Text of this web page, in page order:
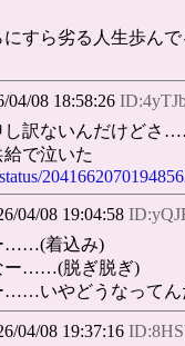
すら劣る人生歩ん
08 18:58:26
し訳ないんだけどさ
で泣いた
04/08 19:04:58
……(着込み)
ー……(脱ぎ脱ぎ)
……いやどうなってん
04/08 19:37:16